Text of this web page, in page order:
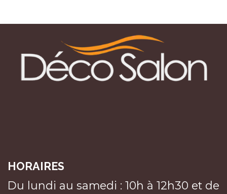
HORAIRES
Du lundi au samedi : 10h à 12h30 et de